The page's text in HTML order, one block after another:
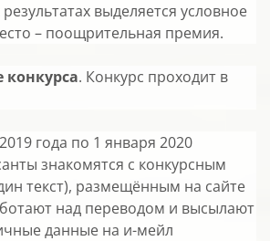
выделяется условное
– поощрительная премия.
конкурса. Конкурс проходит в
года по 1 января 2020
знакомятся с конкурсным
текст), размещённым на сайте
над переводом и высылают
данные на и-мейл